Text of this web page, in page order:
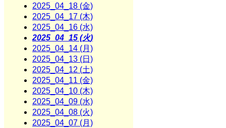
2025_04_18 (金)
2025_04_17 (木)
2025_04_16 (水)
2025_04_15 (火)
2025_04_14 (月)
2025_04_13 (日)
2025_04_12 (土)
2025_04_11 (金)
2025_04_10 (木)
2025_04_09 (水)
2025_04_08 (火)
2025_04_07 (月)